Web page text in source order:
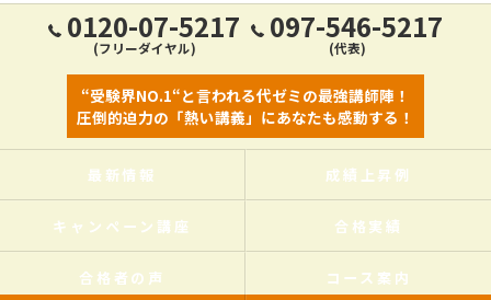
0120-07-5217
(フリーダイヤル)
097-546-5217
(代表)
“受験界NO.1“と言われる代ゼミの最強講師陣！
圧倒的迫力の「熱い講義」にあなたも感動する！
最新情報 成績上昇例
キャンペーン講座 合格実績
合格者の声 コース案内